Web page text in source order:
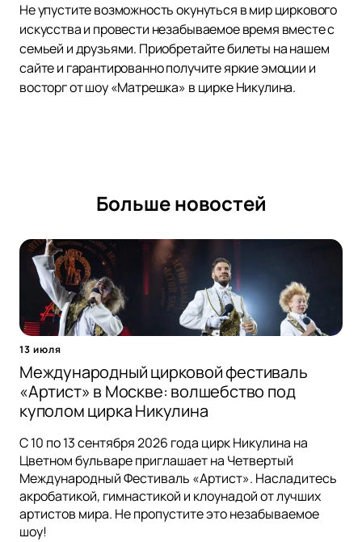
Не упустите возможность окунуться в мир циркового
искусства и провести незабываемое время вместе с
семьей и друзьями. Приобретайте билеты на нашем
сайте и гарантированно получите яркие эмоции и
восторг от шоу «Матрешка» в цирке Никулина.
Больше новостей
13 июля
Международный цирковой фестиваль
«Артист» в Москве: волшебство под
куполом цирка Никулина
С 10 по 13 сентября 2026 года цирк Никулина на
Цветном бульваре приглашает на Четвертый
Международный Фестиваль «Артист». Насладитесь
акробатикой, гимнастикой и клоунадой от лучших
артистов мира. Не пропустите это незабываемое
шоу!